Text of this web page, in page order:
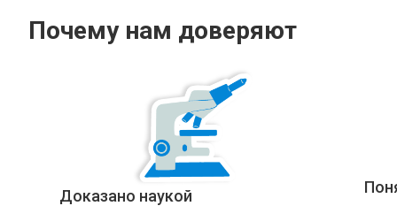
Почему нам доверяют
Доказано наукой